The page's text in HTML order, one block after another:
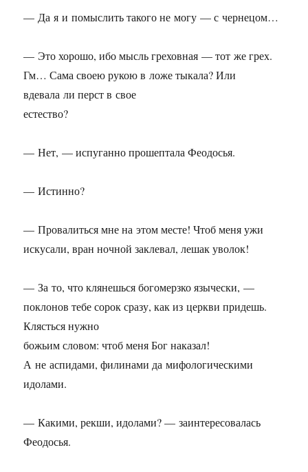
— Да я и помыслить такого не могу — с чернецом…
— Это хорошо, ибо мысль греховная — тот же грех.
Гм… Сама своею рукою в ложе тыкала? Или
вдевала ли перст в свое
естество?
— Нет, — испуганно прошептала Феодосья.
— Истинно?
— Провалиться мне на этом месте! Чтоб меня ужи
искусали, вран ночной заклевал, лешак уволок!
— За то, что клянешься богомерзко язычески, —
поклонов тебе сорок сразу, как из церкви придешь.
Клясться нужно
божьим словом: чтоб меня Бог наказал!
А не аспидами, филинами да мифологическими
идолами.
— Какими, рекши, идолами? — заинтересовалась
Феодосья.